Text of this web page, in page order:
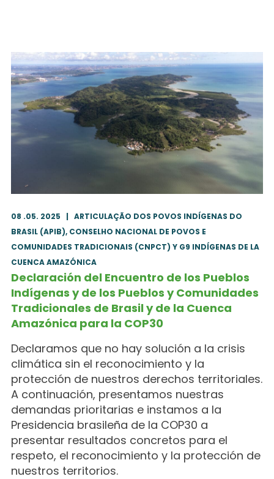
08 .05. 2025 | ARTICULAÇÃO DOS POVOS INDÍGENAS DO
BRASIL (APIB), CONSELHO NACIONAL DE POVOS E
COMUNIDADES TRADICIONAIS (CNPCT) Y G9 INDÍGENAS DE LA
CUENCA AMAZÓNICA
Declaración del Encuentro de los Pueblos
Indígenas y de los Pueblos y Comunidades
Tradicionales de Brasil y de la Cuenca
Amazónica para la COP30
Declaramos que no hay solución a la crisis
climática sin el reconocimiento y la
protección de nuestros derechos territoriales.
A continuación, presentamos nuestras
demandas prioritarias e instamos a la
Presidencia brasileña de la COP30 a
presentar resultados concretos para el
respeto, el reconocimiento y la protección de
nuestros territorios.